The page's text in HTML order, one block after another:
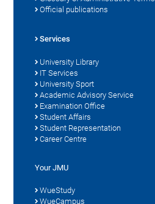
Official publications
Services
University Library
IT Services
University Sport
Academic Advisory Service
Examination Office
Student Affairs
Student Representation
Career Centre
Your JMU
WueStudy
WueCampus